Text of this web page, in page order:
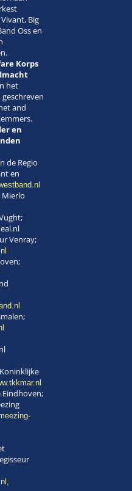
Big
Oss en
Korps
het
and
en
de Regio
en
Mierlo
Venray;
Eindhoven;